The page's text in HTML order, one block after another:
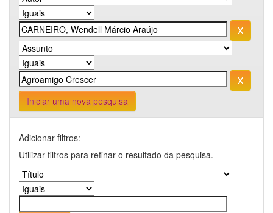
Iniciar uma nova pesquisa
Adicionar filtros:
Utilizar filtros para refinar o resultado da pesquisa.